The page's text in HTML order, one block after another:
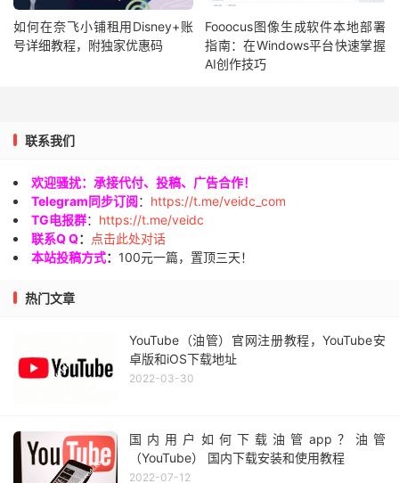
如何在奈飞小铺租用Disney+账
号详细教程，附独家优惠码
Fooocus图像生成软件本地部署
指南：在Windows平台快速掌握
AI创作技巧
联系我们
欢迎骚扰：承接代付、投稿、广告合作！
Telegram同步订阅： https://t.me/veidc_com
TG电报群： https://t.me/veidc
联系Q Q：
点击此处对话
本站投稿方式： 100元一篇，置顶三天！
热门文章
YouTube（油管）官网注册教程，YouTube安
卓版和iOS下载地址
2022-03-30
国内用户如何下载油管app？油管
（YouTube） 国内下载安装和使用教程
2022-07-12